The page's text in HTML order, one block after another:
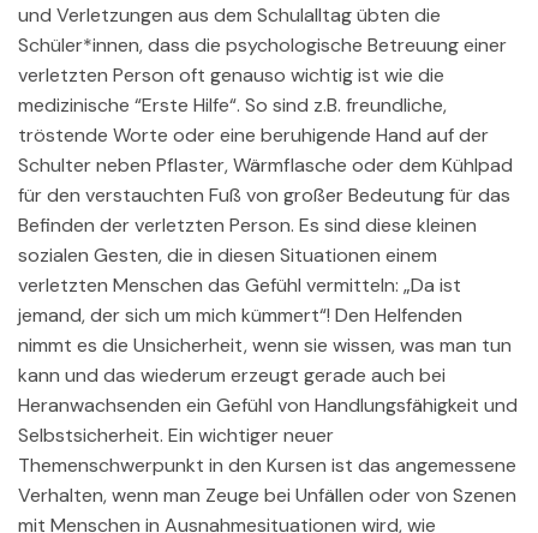
und Verletzungen aus dem Schulalltag übten die
Schüler*innen, dass die psychologische Betreuung einer
verletzten Person oft genauso wichtig ist wie die
medizinische “Erste Hilfe“. So sind z.B. freundliche,
tröstende Worte oder eine beruhigende Hand auf der
Schulter neben Pflaster, Wärmflasche oder dem Kühlpad
für den verstauchten Fuß von großer Bedeutung für das
Befinden der verletzten Person. Es sind diese kleinen
sozialen Gesten, die in diesen Situationen einem
verletzten Menschen das Gefühl vermitteln: „Da ist
jemand, der sich um mich kümmert“! Den Helfenden
nimmt es die Unsicherheit, wenn sie wissen, was man tun
kann und das wiederum erzeugt gerade auch bei
Heranwachsenden ein Gefühl von Handlungsfähigkeit und
Selbstsicherheit. Ein wichtiger neuer
Themenschwerpunkt in den Kursen ist das angemessene
Verhalten, wenn man Zeuge bei Unfällen oder von Szenen
mit Menschen in Ausnahmesituationen wird, wie